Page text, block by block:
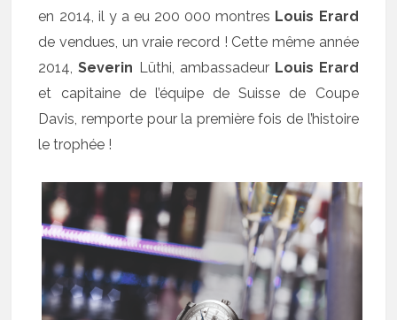
en 2014, il y a eu 200 000 montres Louis Erard
de vendues, un vraie record ! Cette même année
2014,Severin Lüthi, ambassadeur Louis Erard
et capitaine de l’équipe de Suisse de Coupe
Davis, remporte pour la première fois de l’histoire
le trophée !